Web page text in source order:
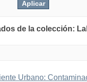
de la colección:
Urbano: